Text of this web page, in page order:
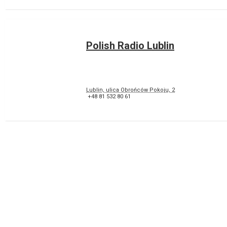
Polish Radio Lublin
Lublin, ulica Obrońców Pokoju, 2
+48 81 532 80 61